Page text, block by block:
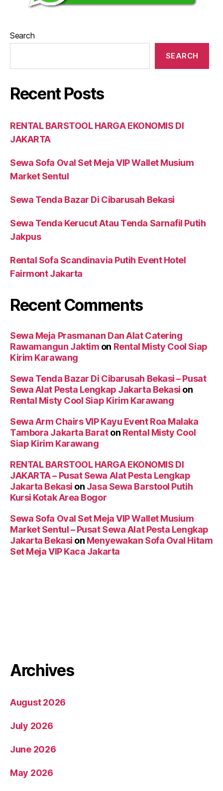
Search
SEARCH
Recent Posts
RENTAL BARSTOOL HARGA EKONOMIS DI
JAKARTA
Sewa Sofa Oval Set Meja VIP Wallet Musium
Market Sentul
Sewa Tenda Bazar Di Cibarusah Bekasi
Sewa Tenda Kerucut Atau Tenda Sarnafil Putih
Jakpus
Rental Sofa Scandinavia Putih Event Hotel
Fairmont Jakarta
Recent Comments
Sewa Meja Prasmanan Dan Alat Catering
Rawamangun Jaktim on Rental Misty Cool Siap
Kirim Karawang
Sewa Tenda Bazar Di Cibarusah Bekasi – Pusat
Sewa Alat Pesta Lengkap Jakarta Bekasi on
Rental Misty Cool Siap Kirim Karawang
Sewa Arm Chairs VIP Kayu Event Roa Malaka
Tambora Jakarta Baraton Rental Misty Cool
Siap Kirim Karawang
RENTAL BARSTOOL HARGA EKONOMIS DI
JAKARTA – Pusat Sewa Alat Pesta Lengkap
Jakarta Bekasi on Jasa Sewa Barstool Putih
Kursi Kotak Area Bogor
Sewa Sofa Oval Set Meja VIP Wallet Musium
Market Sentul – Pusat Sewa Alat Pesta Lengkap
Jakarta Bekasi on Menyewakan Sofa Oval Hitam
Set Meja VIP Kaca Jakarta
Archives